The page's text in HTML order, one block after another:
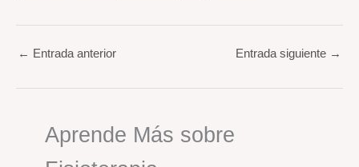
← Entrada anterior Entrada siguiente →
Aprende Más sobre